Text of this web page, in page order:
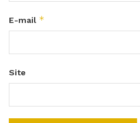
E-mail *
Site